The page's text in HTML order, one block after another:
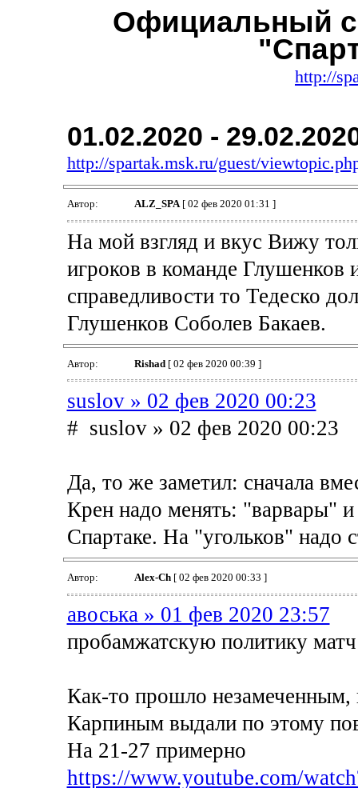
Официальный
http://
01.02.2020 -
http://spartak.msk.ru/guest/
Автор: ALZ_SPA[ 02 фев 2020 01:31 ]
На мой взгляд и вкус Вижу
игроков в команде Глушенков
справедливости то Тедеско
Глушенков Соболев Бакаев.
Автор: Rishad[ 02 фев 2020 00:39 ]
suslov » 02 фев 2020 00:23
# suslov » 02 фев 2020 00:23
Да, то же заметил: сначала
Крен надо менять: "варвары"
Спартаке. На "угольков" надо
Автор: Alex-Ch[ 02 фев 2020 00:33 ]
авоська » 01 фев 2020 23:57
пробамжатскую политику
Как-то прошло незамеченным,
Карпиным выдали по этому
На 21-27 примерно
https://www.youtube.com/